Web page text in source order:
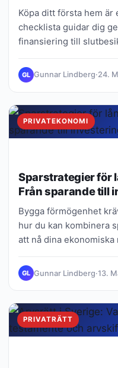
Köpa ditt första hem är
checklista guidar dig
finansiering till
GL Gunnar Lindberg·24.
PRIVATEKONOMI
Sparstrategier för
Från sparande till
Bygga förmögenhet
hur du kan kombinera
att nå dina
GL Gunnar Lindberg·13.
PRIVATRÄTT